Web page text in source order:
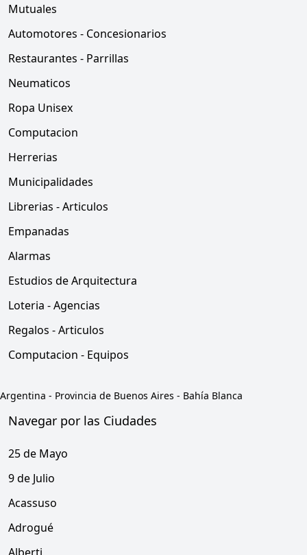
Mutuales
Automotores - Concesionarios
Restaurantes - Parrillas
Neumaticos
Ropa Unisex
Computacion
Herrerias
Municipalidades
Librerias - Articulos
Empanadas
Alarmas
Estudios de Arquitectura
Loteria - Agencias
Regalos - Articulos
Computacion - Equipos
Argentina - Provincia de Buenos Aires - Bahía Blanca
Navegar por las Ciudades
25 de Mayo
9 de Julio
Acassuso
Adrogué